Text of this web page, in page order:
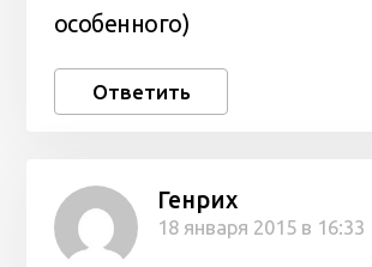
особенного)
Ответить
Генрих
18 января 2015 в 16:33